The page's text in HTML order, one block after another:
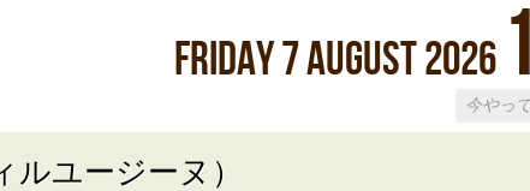
Friday7August2026
ルユージーヌ）